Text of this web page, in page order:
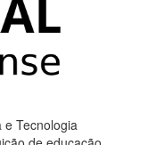
e Tecnologia